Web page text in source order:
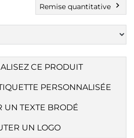
Remise quantitative chevron_right
CE PRODUIT
PERSONNALISÉE
UN TEXTE BRODÉ
UN LOGO